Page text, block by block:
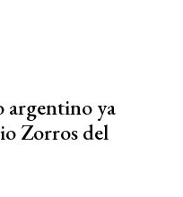
argentino ya
Zorros del